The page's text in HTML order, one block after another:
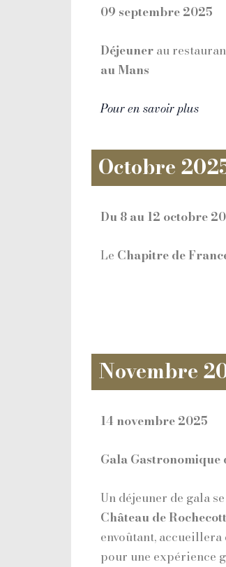
09 septembre 2025
Déjeunerau
au Mans
Pour en savoir plus
Octobre
Du 8 au 12 octobre
Le Chapitre de
Novembre
14 novembre 2025
Gala Gastronomique
Un déjeuner de gala
Château de
envoûtant, accueillera
pour une expérience